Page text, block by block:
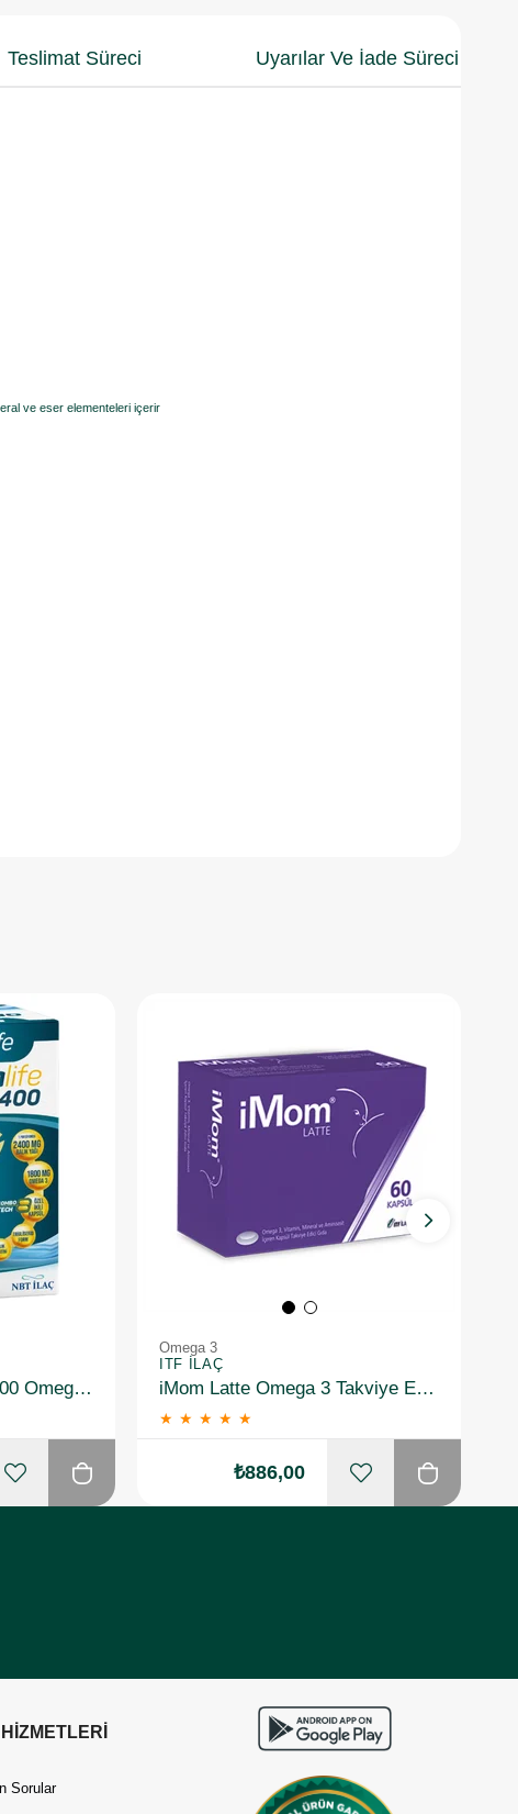
Teslimat Süreci Uyarılar Ve İade Süreci
ve eser elementeleri içerir
NBT Life Omegalife 2400 Omega 3 30 x 2 Combotech Kapsül
Omega 3
ITF İLAÇ
iMom Latte Omega 3 Takviye Edici Gıda 60 Kapsül
★ ★ ★ ★ ★
₺886,00
Sorular